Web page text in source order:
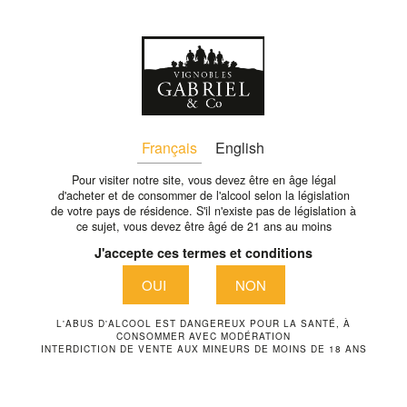
Français English
Pour visiter notre site, vous devez être en âge légal
d'acheter et de consommer de l'alcool selon la législation
de votre pays de résidence. S'il n'existe pas de législation à
ce sujet, vous devez être âgé de 21 ans au moins
J'accepte ces termes et conditions
OUI NON
L'ABUS D'ALCOOL EST DANGEREUX POUR LA SANTÉ, À
CONSOMMER AVEC MODÉRATION
INTERDICTION DE VENTE AUX MINEURS DE MOINS DE 18 ANS